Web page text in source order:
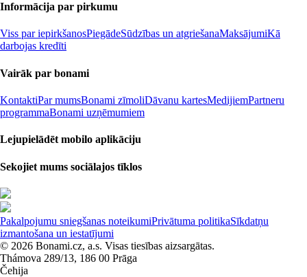
Informācija par pirkumu
Viss par iepirkšanosPiegādeSūdzības un atgriešanaMaksājumiKā
darbojas kredīti
Vairāk par bonami
KontaktiPar mumsBonami zīmoliDāvanu kartesMedijiemPartneru
programmaBonami uzņēmumiem
Lejupielādēt mobilo aplikāciju
Sekojiet mums sociālajos tīklos
Pakalpojumu sniegšanas noteikumiPrivātuma politikaSīkdatņu
izmantošana un iestatījumi
© 2026 Bonami.cz, a.s. Visas tiesības aizsargātas.
Thámova 289/13, 186 00 Prāga
Čehija